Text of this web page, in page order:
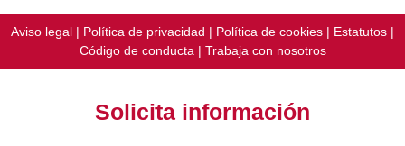
Aviso legal | Política de privacidad | Política de cookies | Estatutos |
Código de conducta | Trabaja con nosotros
Solicita información